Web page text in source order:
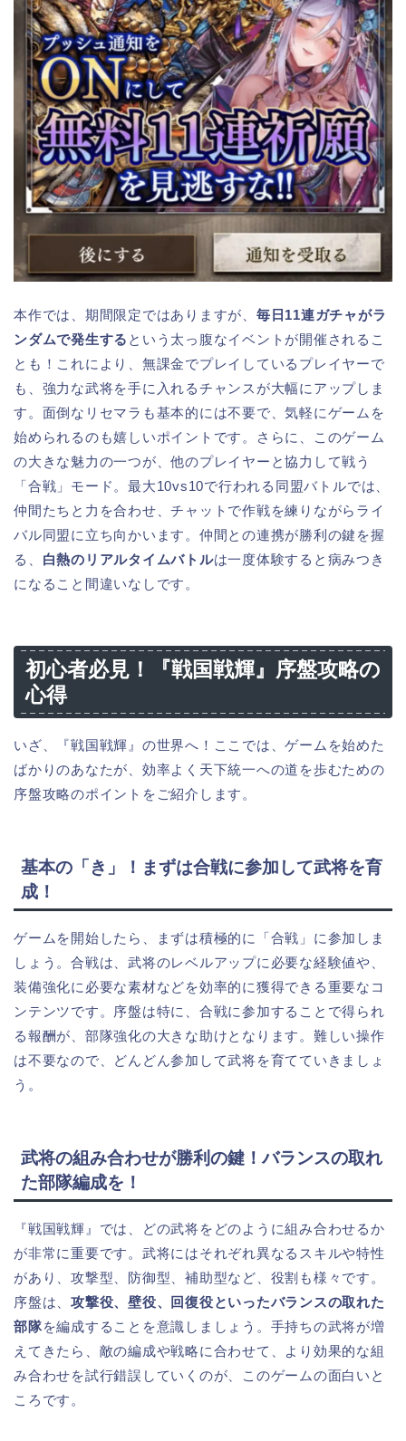
本作では、期間限定ではありますが、 毎日11連ガチャがラ
ンダムで発生する という太っ腹なイベントが開催されるこ
とも！これにより、無課金でプレイしているプレイヤーで
も、強力な武将を手に入れるチャンスが大幅にアップしま
す。面倒なリセマラも基本的には不要で、気軽にゲームを
始められるのも嬉しいポイントです。さらに、このゲーム
の大きな魅力の一つが、他のプレイヤーと協力して戦う
「合戦」モード。最大10vs10で行われる同盟バトルでは、
仲間たちと力を合わせ、チャットで作戦を練りながらライ
バル同盟に立ち向かいます。仲間との連携が勝利の鍵を握
る、 白熱のリアルタイムバトルは一度体験すると病みつき
になること間違いなしです。
初心者必見！『戦国戦輝』序盤攻略の
心得
いざ、『戦国戦輝』の世界へ！ここでは、ゲームを始めた
ばかりのあなたが、効率よく天下統一への道を歩むための
序盤攻略のポイントをご紹介します。
基本の「き」！まずは合戦に参加して武将を育
成！
ゲームを開始したら、まずは積極的に「合戦」に参加しま
しょう。合戦は、武将のレベルアップに必要な経験値や、
装備強化に必要な素材などを効率的に獲得できる重要なコ
ンテンツです。序盤は特に、合戦に参加することで得られ
る報酬が、部隊強化の大きな助けとなります。難しい操作
は不要なので、どんどん参加して武将を育てていきましょ
う。
武将の組み合わせが勝利の鍵！バランスの取れ
た部隊編成を！
『戦国戦輝』では、どの武将をどのように組み合わせるか
が非常に重要です。武将にはそれぞれ異なるスキルや特性
があり、攻撃型、防御型、補助型など、役割も様々です。
序盤は、攻撃役、壁役、回復役といったバランスの取れた
部隊を編成することを意識しましょう。手持ちの武将が増
えてきたら、敵の編成や戦略に合わせて、より効果的な組
み合わせを試行錯誤していくのが、このゲームの面白いと
ころです。